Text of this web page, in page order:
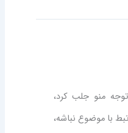
منو جلب کرد،
با موضوع نباشه،